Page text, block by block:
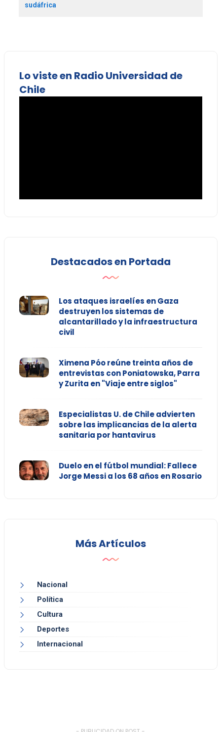
sudáfrica
Lo viste en Radio Universidad de
Chile
Destacados en Portada
Los ataques israelíes en Gaza
destruyen los sistemas de
alcantarillado y la infraestructura
civil
Ximena Póo reúne treinta años de
entrevistas con Poniatowska, Parra
y Zurita en "Viaje entre siglos"
Especialistas U. de Chile advierten
sobre las implicancias de la alerta
sanitaria por hantavirus
Duelo en el fútbol mundial: Fallece
Jorge Messi a los 68 años en Rosario
Más Artículos
Nacional
Política
Cultura
Deportes
Internacional